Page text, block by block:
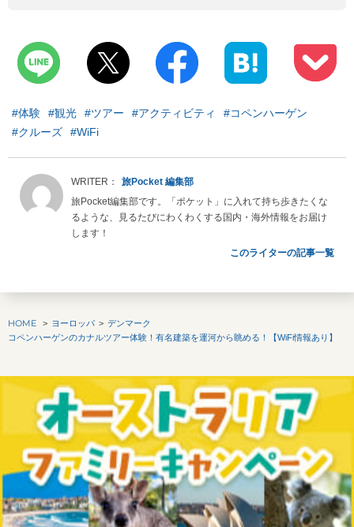
#体験 #観光 #ツアー #アクティビティ
#コペンハーゲン
#クルーズ
#WiFi
旅Pocket 編集部
旅Pocket編集部です。「ポケット」に入れて持ち歩きたくな
るような、見るたびにわくわくする国内・海外情報をお届け
します！
このライターの記事一覧
HOME ヨーロッパ
デンマーク
コペンハーゲンのカナルツアー体験！有名建築を運河から眺める！【WiFi情報あり】